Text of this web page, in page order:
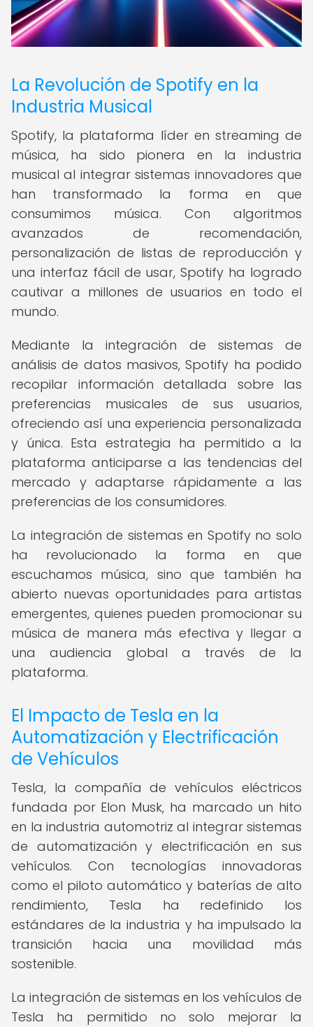
La Revolución de Spotify en la
Industria Musical
Spotify, la plataforma líder en streaming de
música, ha sido pionera en la industria
musical al integrar sistemas innovadores que
han transformado la forma en que
consumimos música. Con algoritmos
avanzados de recomendación,
personalización de listas de reproducción y
una interfaz fácil de usar, Spotify ha logrado
cautivar a millones de usuarios en todo el
mundo.
Mediante la integración de sistemas de
análisis de datos masivos, Spotify ha podido
recopilar información detallada sobre las
preferencias musicales de sus usuarios,
ofreciendo así una experiencia personalizada
y única. Esta estrategia ha permitido a la
plataforma anticiparse a las tendencias del
mercado y adaptarse rápidamente a las
preferencias de los consumidores.
La integración de sistemas en Spotify no solo
ha revolucionado la forma en que
escuchamos música, sino que también ha
abierto nuevas oportunidades para artistas
emergentes, quienes pueden promocionar su
música de manera más efectiva y llegar a
una audiencia global a través de la
plataforma.
El Impacto de Tesla en la
Automatización y Electrificación
de Vehículos
Tesla, la compañía de vehículos eléctricos
fundada por Elon Musk, ha marcado un hito
en la industria automotriz al integrar sistemas
de automatización y electrificación en sus
vehículos. Con tecnologías innovadoras
como el piloto automático y baterías de alto
rendimiento, Tesla ha redefinido los
estándares de la industria y ha impulsado la
transición hacia una movilidad más
sostenible.
La integración de sistemas en los vehículos de
Tesla ha permitido no solo mejorar la